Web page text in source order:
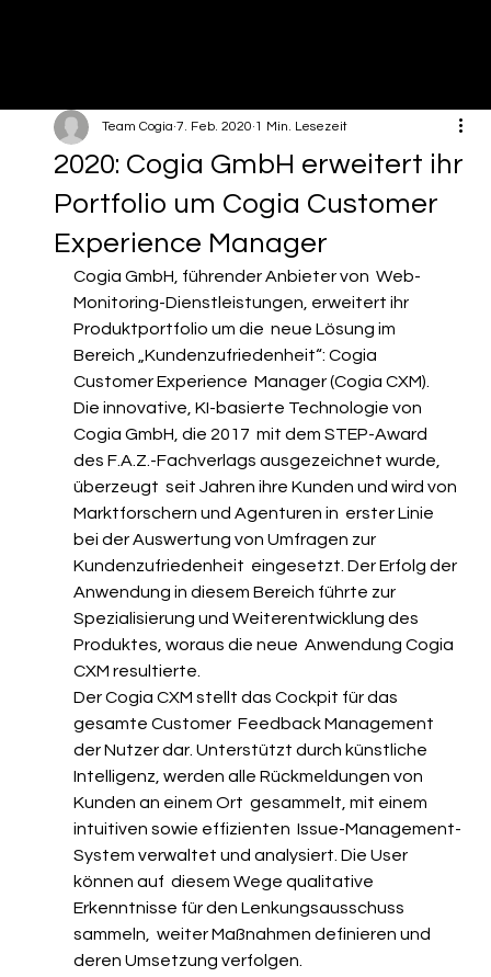
2020: Cogia GmbH erweitert ihr
Portfolio um Cogia Customer
Experience Manager
Team Cogia 7. Feb. 2020 1 Min. Lesezeit
Cogia GmbH, führender Anbieter von  Web-
Monitoring-Dienstleistungen, erweitert ihr
Produktportfolio um die  neue Lösung im
Bereich „Kundenzufriedenheit“: Cogia
Customer Experience  Manager (Cogia CXM).
Die innovative, KI-basierte Technologie von
Cogia GmbH, die 2017  mit dem STEP-Award
des F.A.Z.-Fachverlags ausgezeichnet wurde,
überzeugt  seit Jahren ihre Kunden und wird von
Marktforschern und Agenturen in  erster Linie
bei der Auswertung von Umfragen zur
Kundenzufriedenheit  eingesetzt. Der Erfolg der
Anwendung in diesem Bereich führte zur
Spezialisierung und Weiterentwicklung des
Produktes, woraus die neue  Anwendung Cogia
CXM resultierte.
Der Cogia CXM stellt das Cockpit für das
gesamte Customer  Feedback Management
der Nutzer dar. Unterstützt durch künstliche
Intelligenz, werden alle Rückmeldungen von
Kunden an einem Ort  gesammelt, mit einem
intuitiven sowie effizienten  Issue-Management-
System verwaltet und analysiert. Die User
können auf  diesem Wege qualitative
Erkenntnisse für den Lenkungsausschuss
sammeln,  weiter Maßnahmen definieren und
deren Umsetzung verfolgen.